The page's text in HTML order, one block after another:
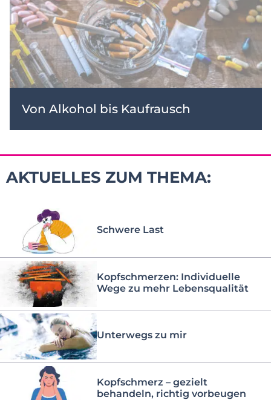
Von Alkohol bis Kaufrausch
AKTUELLES ZUM THEMA:
Schwere Last
Kopfschmerzen: Individuelle
Wege zu mehr Lebensqualität
Unterwegs zu mir
Kopfschmerz – gezielt
behandeln, richtig vorbeugen